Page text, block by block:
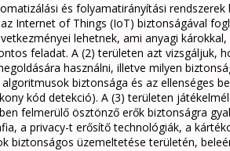
és folyamatirányítási
Internet of Things (IoT) biztonságával
lehetnek, ami anyagi
feladat. A (2) területen azt vizsgáljuk,
használni, illetve milyen
biztonsága és az ellenséges
kód detekció). A (3) területen
felmerülő ösztönző erők biztonságra
a privacy-t erősítő technológiák, a
biztonságos üzemeltetése területén,